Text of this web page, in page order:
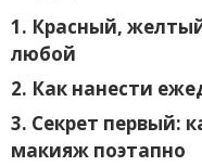
1. Красный,
любой
2. Как нанести
3. Секрет первый:
макияж поэтапно